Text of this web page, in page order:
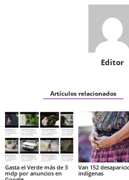
Editor
Artículos relacionados
Gasta el Verde más de 3
mdp por anuncios en
Van 152
indígenas